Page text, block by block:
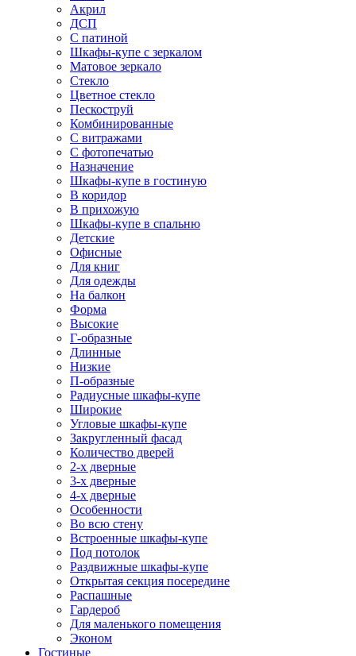
Акрил
ДСП
С патиной
Шкафы-купе с зеркалом
Матовое зеркало
Стекло
Цветное стекло
Пескоструй
Комбинированные
С витражами
С фотопечатью
Назначение
Шкафы-купе в гостиную
В коридор
В прихожую
Шкафы-купе в спальню
Детские
Офисные
Для книг
Для одежды
На балкон
Форма
Высокие
Г-образные
Длинные
Низкие
П-образные
Радиусные шкафы-купе
Широкие
Угловые шкафы-купе
Закругленный фасад
Количество дверей
2-х дверные
3-х дверные
4-х дверные
Особенности
Во всю стену
Встроенные шкафы-купе
Под потолок
Раздвижные шкафы-купе
Открытая секция посередине
Распашные
Гардероб
Для маленького помещения
Эконом
Гостиные